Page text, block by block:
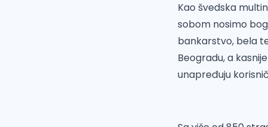
Kao švedska
sobom nosimo
bankarstvo, bela
Beogradu, a
unapređuju